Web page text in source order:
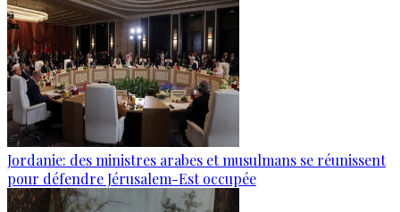
Jordanie: des ministres arabes et musulmans se réunissent
pour défendre Jérusalem-Est occupée